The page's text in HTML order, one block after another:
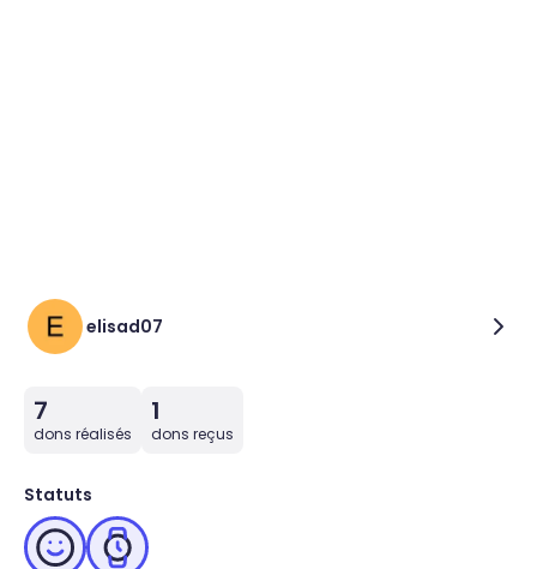
elisad07
7
dons réalisés
1
dons reçus
Statuts